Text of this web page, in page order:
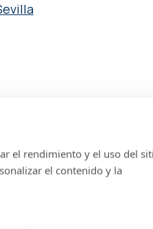
el rendimiento y el uso del
el contenido y la